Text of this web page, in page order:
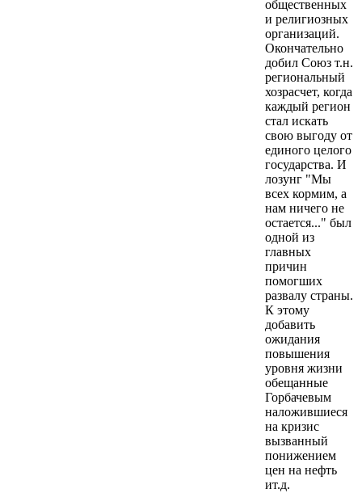
общественных
и религиозных
организаций.
Окончательно
добил Союз т.н.
региональный
хозрасчет, когда
каждый регион
стал искать
свою выгоду от
единого целого
государства. И
лозунг "Мы
всех кормим, а
нам ничего не
остается..." был
одной из
главных
причин
помогших
развалу страны.
К этому
добавить
ожидания
повышения
уровня жизни
обещанные
Горбачевым
наложившиеся
на кризис
вызванный
понижением
цен на нефть
ит.д.